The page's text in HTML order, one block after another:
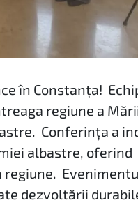
în Constanța!
regiune a
Conferința a
albastre, oferind
dezvoltării